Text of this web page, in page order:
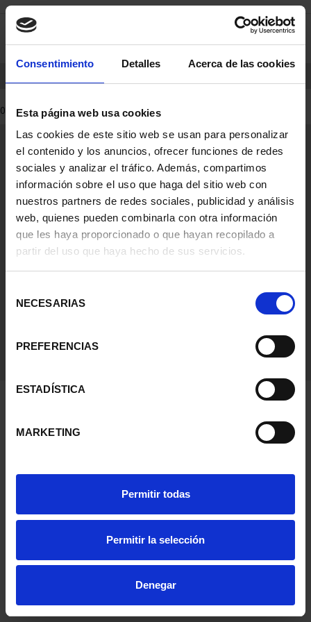
Consentimiento Detalles Acerca de las cookies
Esta página web usa cookies
Las cookies de este sitio web se usan para personalizar
el contenido y los anuncios, ofrecer funciones de redes
sociales y analizar el tráfico. Además, compartimos
información sobre el uso que haga del sitio web con
nuestros partners de redes sociales, publicidad y análisis
web, quienes pueden combinarla con otra información
que les haya proporcionado o que hayan recopilado a
partir del uso que haya hecho de sus servicios.
NECESARIAS
PREFERENCIAS
ESTADÍSTICA
MARKETING
Permitir todas
Permitir la selección
Denegar
saltar
contenido
Saltar
men
0
0 Productos encontrados
Información General
Contacto
Preguntas Frequentes (FAQs)
Aviso Legal
Condiciones Legales